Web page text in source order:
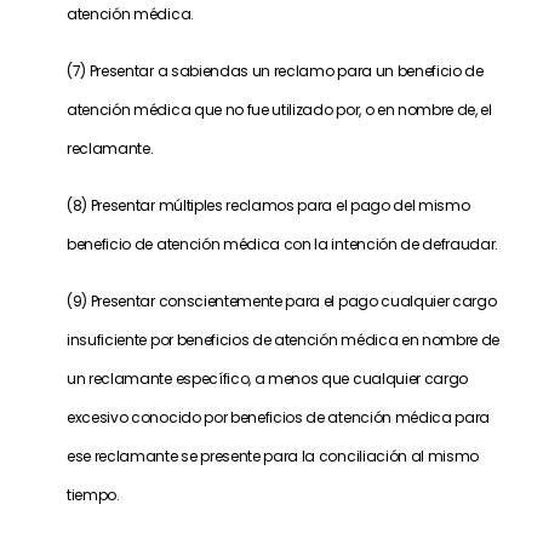
atención médica.
(7) Presentar a sabiendas un reclamo para un beneficio de
atención médica que no fue utilizado por, o en nombre de, el
reclamante.
(8) Presentar múltiples reclamos para el pago del mismo
beneficio de atención médica con la intención de defraudar.
(9) Presentar conscientemente para el pago cualquier cargo
insuficiente por beneficios de atención médica en nombre de
un reclamante específico, a menos que cualquier cargo
excesivo conocido por beneficios de atención médica para
ese reclamante se presente para la conciliación al mismo
tiempo.